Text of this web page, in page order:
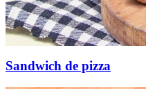
Sandwich de pizza